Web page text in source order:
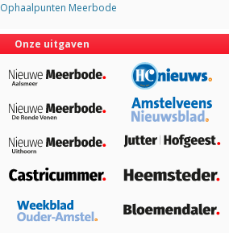
Ophaalpunten Meerbode
Onze uitgaven